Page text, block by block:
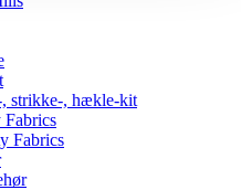
strikke-, hækle-kit
Fabrics